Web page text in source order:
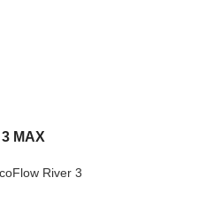
MAX
River 3